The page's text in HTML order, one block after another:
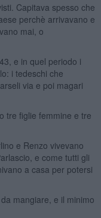
Capitava spesso che
perchè arrivavano e
mai, o
e in quel periodo i
i tedeschi che
via e poi magari
tre figlie femmine e tre
e Renzo vivevano
e come tutti gli
a casa per potersi
mangiare, e il minimo